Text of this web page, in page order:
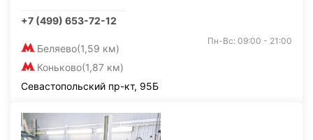
+7 (499) 653-72-12
Беляево(1,59 км)
Коньково(1,87 км)
Пн-Вс: 09:00 - 21:00
Севастопольский пр-кт, 95Б